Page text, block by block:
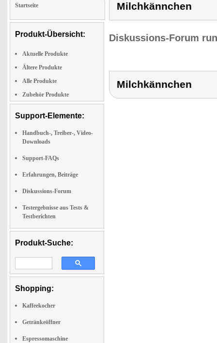
Startseite
Produkt-Übersicht:
Aktuelle Produkte
Ältere Produkte
Alle Produkte
Zubehör Produkte
Support-Elemente:
Handbuch-, Treiber-, Video-
Downloads
Support-FAQs
Erfahrungen, Beiträge
Diskussions-Forum
Testergebnisse aus Tests &
Testberichten
Produkt-Suche:
Shopping:
Kaffeekocher
Getränkeöffner
Espressomaschine
Milchkännchen
Diskussions-Forum
Milchkännchen